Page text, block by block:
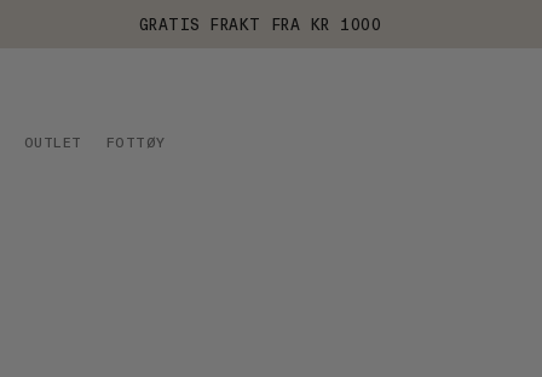
GRATIS FRAKT FRA KR 1000
OUTLET FOTTØY